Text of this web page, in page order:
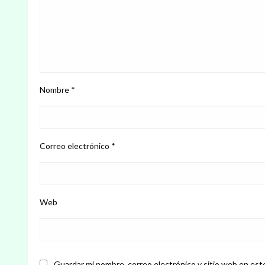
Nombre *
Correo electrónico *
Web